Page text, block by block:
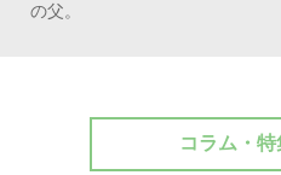
の父。
コラム・